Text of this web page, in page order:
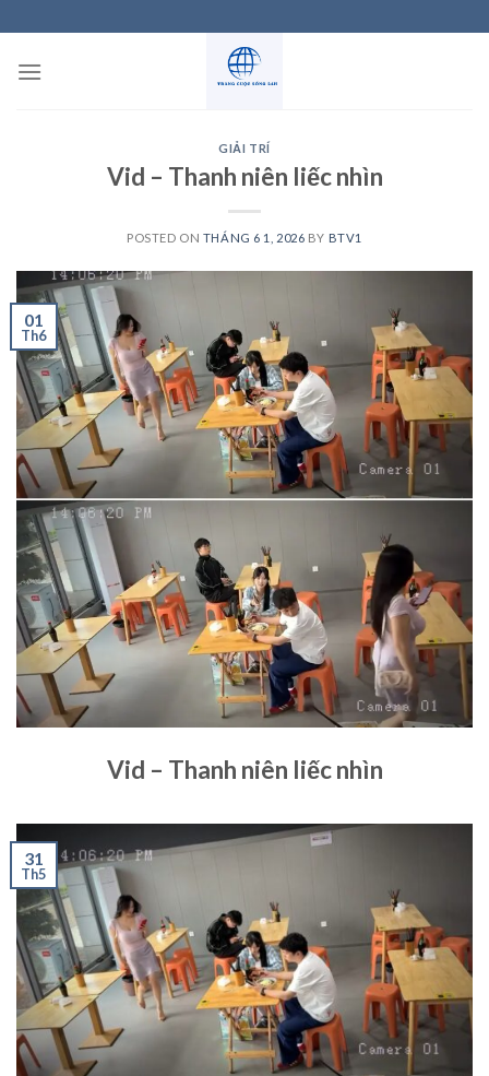
to
content
GIẢI TRÍ
Vid – Thanh niên liếc nhìn
POSTED ON THÁNG 6 1, 2026 BY BTV1
01
Th6
Vid – Thanh niên liếc nhìn
31
Th5